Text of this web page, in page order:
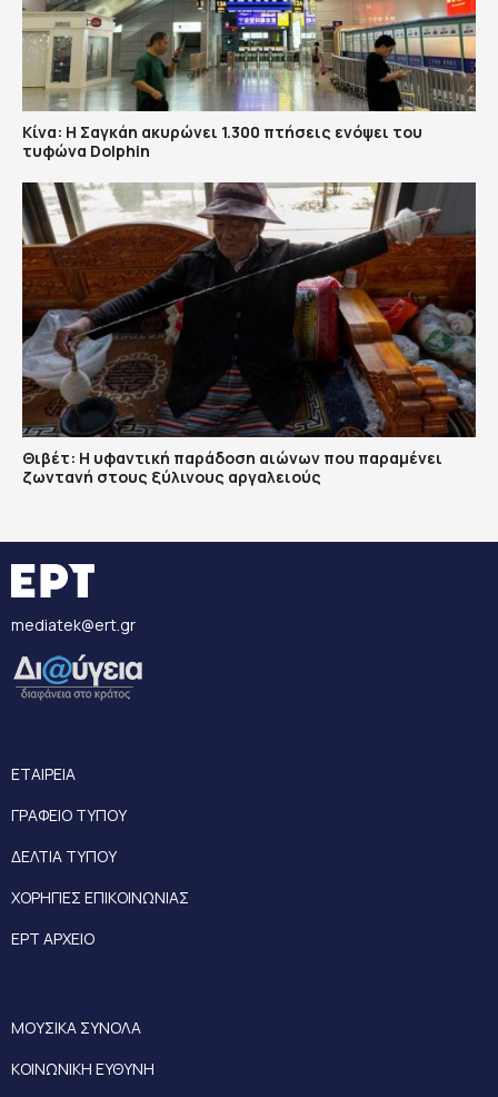
Κίνα: Η Σαγκάη ακυρώνει 1.300 πτήσεις ενόψει του
τυφώνα Dolphin
Θιβέτ: Η υφαντική παράδοση αιώνων που παραμένει
ζωντανή στους ξύλινους αργαλειούς
mediatek@ert.gr
ΕΤΑΙΡΕΙΑ
ΓΡΑΦΕΙΟ ΤΥΠΟΥ
ΔΕΛΤΙΑ ΤΥΠΟΥ
ΧΟΡΗΓΙΕΣ ΕΠΙΚΟΙΝΩΝΙΑΣ
ΕΡΤ ΑΡΧΕΙΟ
ΜΟΥΣΙΚΑ ΣΥΝΟΛΑ
ΚΟΙΝΩΝΙΚΗ ΕΥΘΥΝΗ